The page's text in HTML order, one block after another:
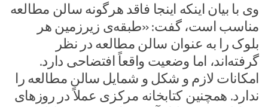
وی با بیان اینکه اینجا فاقد هرگونه سالن مطالعه
مناسب است، گفت: «طبقه‌ی زیرزمین هر
بلوک را به عنوان سالن مطالعه در نظر
گرفته‌اند، اما وضعیت واقعاً افتضاحی دارد.
امکانات لازم و شکل و شمایل سالن مطالعه را
ندارد. همچنین کتابخانه مرکزی عملاً در روزهای